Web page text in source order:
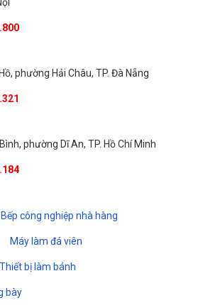
phường Hải Châu, TP. Đà Nẵng
phường Dĩ An, TP. Hồ Chí Minh
Bếp công nghiệp nhà hàng
Máy làm đá viên
Thiết bị làm bánh
bày